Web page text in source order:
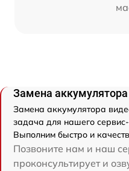
Замена
Замена аккумулятора
задача для нашего
Выполним быстро и
Позвоните нам и наш
проконсультирует и